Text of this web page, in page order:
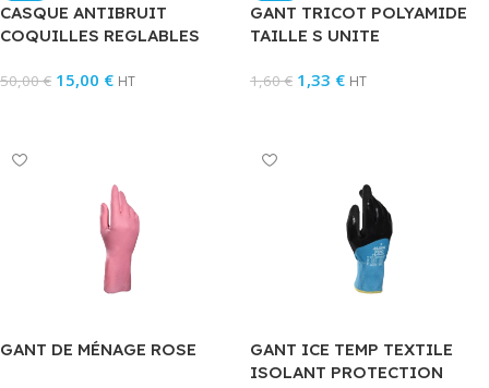
CASQUE ANTIBRUIT
COQUILLES REGLABLES
50,00€ 15,00 € HT
GANT TRICOT POLYAMIDE
TAILLE S UNITE
1,60€ 1,33 € HT
GANT DE MÉNAGE ROSE
GANT ICE TEMP TEXTILE
ISOLANT PROTECTION